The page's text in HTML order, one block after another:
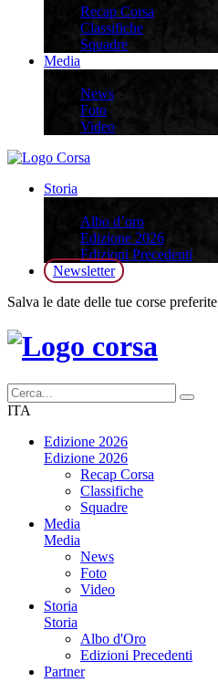
Recap Corsa
Classifiche
Squadre
Media
News
Foto
Video
Storia
Albo d’oro
Edizione 2026
Edizioni Precedenti
Newsletter
Salva le date delle tue corse preferite
ITA
Edizione 2026
Edizione 2026
Recap Corsa
Classifiche
Squadre
Media
Media
News
Foto
Video
Storia
Storia
Albo d'Oro
Edizioni Precedenti
Partner